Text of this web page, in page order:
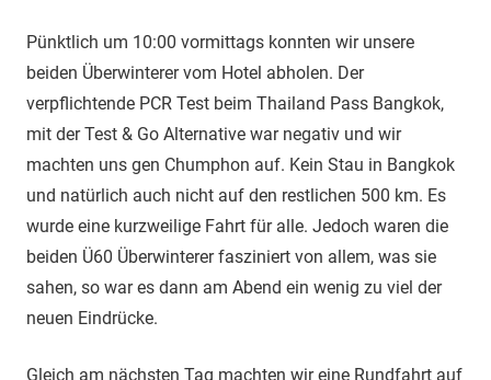
Pünktlich um 10:00 vormittags konnten wir unsere
beiden Überwinterer vom Hotel abholen. Der
verpflichtende PCR Test beim Thailand Pass Bangkok,
mit der Test & Go Alternative war negativ und wir
machten uns gen Chumphon auf. Kein Stau in Bangkok
und natürlich auch nicht auf den restlichen 500 km. Es
wurde eine kurzweilige Fahrt für alle. Jedoch waren die
beiden Ü60 Überwinterer fasziniert von allem, was sie
sahen, so war es dann am Abend ein wenig zu viel der
neuen Eindrücke.
Gleich am nächsten Tag machten wir eine Rundfahrt auf